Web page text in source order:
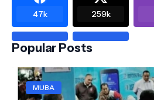
47k 259k
Popular Posts
MUBA